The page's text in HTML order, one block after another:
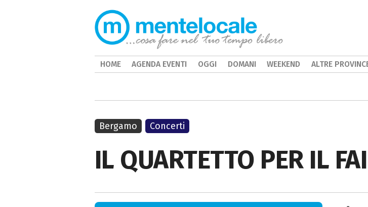
IL QUARTETTO PER IL
Bergamo Concerti
HOME AGENDA EVENTI OGGI DOMANI WEEKEND ALTRE